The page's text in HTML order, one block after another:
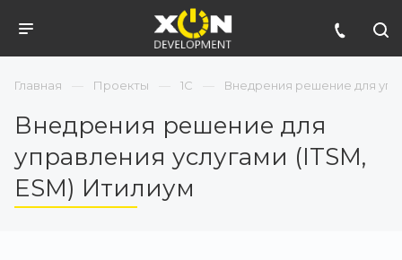
Главная Проекты 1С Внедрения решение для
Внедрения решение для
управления услугами (ITSM,
ESM) Итилиум